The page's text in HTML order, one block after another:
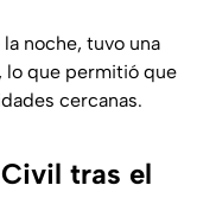
noche, tuvo una
lo que permitió que
cercanas.
tras el